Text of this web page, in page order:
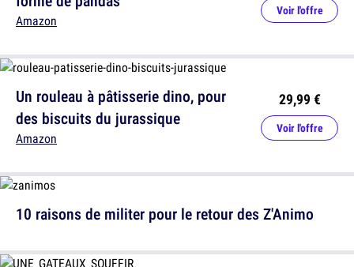
Amazon
Voir l'offre
10 raisons de militer pour le retour des Z'Animo
Un rouleau à pâtisserie dino, pour
des biscuits du jurassique
Amazon
29,99 €
Voir l'offre